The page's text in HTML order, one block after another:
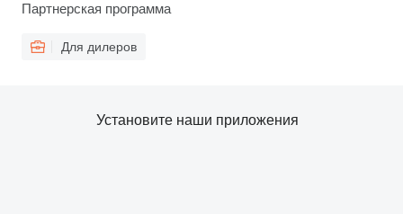
Партнерская программа
Для дилеров
Установите наши приложения